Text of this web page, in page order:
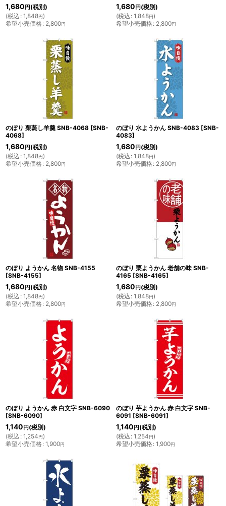
1,680 円 (税別)
(税込 : 1,848円)
希望小売価格: 2,800円
1,680 円 (税別)
(税込 : 1,848円)
希望小売価格: 2,800円
のぼり 栗蒸し羊羹 SNB-4068 [SNB-
4068]
1,680 円 (税別)
(税込 : 1,848円)
希望小売価格: 2,800円
のぼり 水ようかん SNB-4083 [SNB-
4083]
1,680 円 (税別)
(税込 : 1,848円)
希望小売価格: 2,800円
のぼり ようかん 名物 SNB-4155
[SNB-4155]
1,680 円 (税別)
(税込 : 1,848円)
希望小売価格: 2,800円
のぼり 栗ようかん 老舗の味 SNB-
4165 [SNB-4165]
1,680 円 (税別)
(税込 : 1,848円)
希望小売価格: 2,800円
のぼり ようかん 赤 白文字 SNB-6090
[SNB-6090]
1,140 円 (税別)
(税込 : 1,254円)
希望小売価格: 1,900円
のぼり 芋ようかん 赤 白文字 SNB-
6091 [SNB-6091]
1,140 円 (税別)
(税込 : 1,254円)
希望小売価格: 1,900円